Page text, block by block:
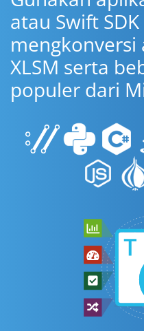
atau Swift
mengkonversi
XLSM serta
populer dari